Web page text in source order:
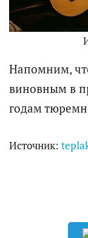
Напомним,
виновным в
годам
Источник: